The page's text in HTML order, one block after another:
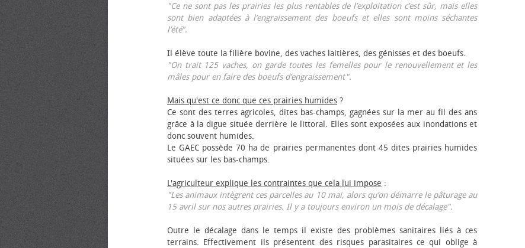
"Ce ne sont pas les prairies les plus rentables de l’exploitation c’est sûr, mais elles
sont bien adaptées à l’engraissement des bœufs et elles sont moins séchantes
l’été".
Il élève toute la filière bovine, des vaches laitières, des génisses et des bœufs.
"On trait 125 vaches, on garde toutes les femelles pour le renouvellement et les
mâles pour en faire des bœufs d’engraissement".
Mais qu'est ce donc que ces prairies humides ?
Ce sont des terres agricoles, dites bas-champs, gagnées sur la mer au fil des ans
grâce à la digue située derrière le littoral. Elles sont exposées aux inondations et
donc souvent humides.
Le GAEC possède 70 ha de prairies permanentes dont 45 dites prairies humides
situées sur les bas-champs.
L'agriculteur explique les contraintes que cela lui impose :
"Les animaux intègrent ces parcelles au 10 mai, alors qu’on démarre le pâturage au
15 avril sur nos autres prairies. Il y a toujours environ un mois de décalage".
Outre le décalage dans le temps il existe des problèmes sanitaires liés à ces
terrains. Effectivement ils présentent des risques parasitaires ce qui oblige à